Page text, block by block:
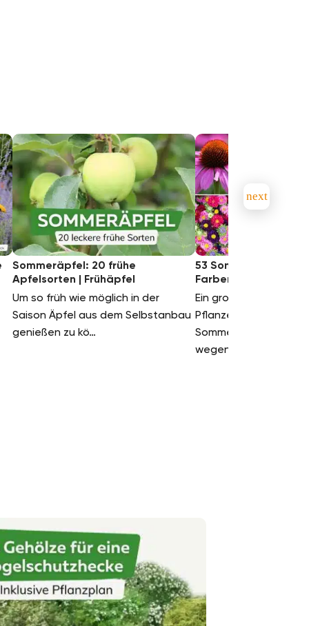
Sommeräpfel: 20 frühe
Apfelsorten | Frühäpfel
Um so früh wie möglich in der
Saison Äpfel aus dem Selbstanbau
genießen zu kö…
53 Sommerstauden
Farben sortiert
Ein großer Teil im
Pflanzen sind
Sommerstauden
wegen ihrer üppigen …